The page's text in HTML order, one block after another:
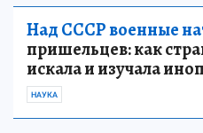
Над СССР военные
пришельцев: как
искала и изучала
НАУКА